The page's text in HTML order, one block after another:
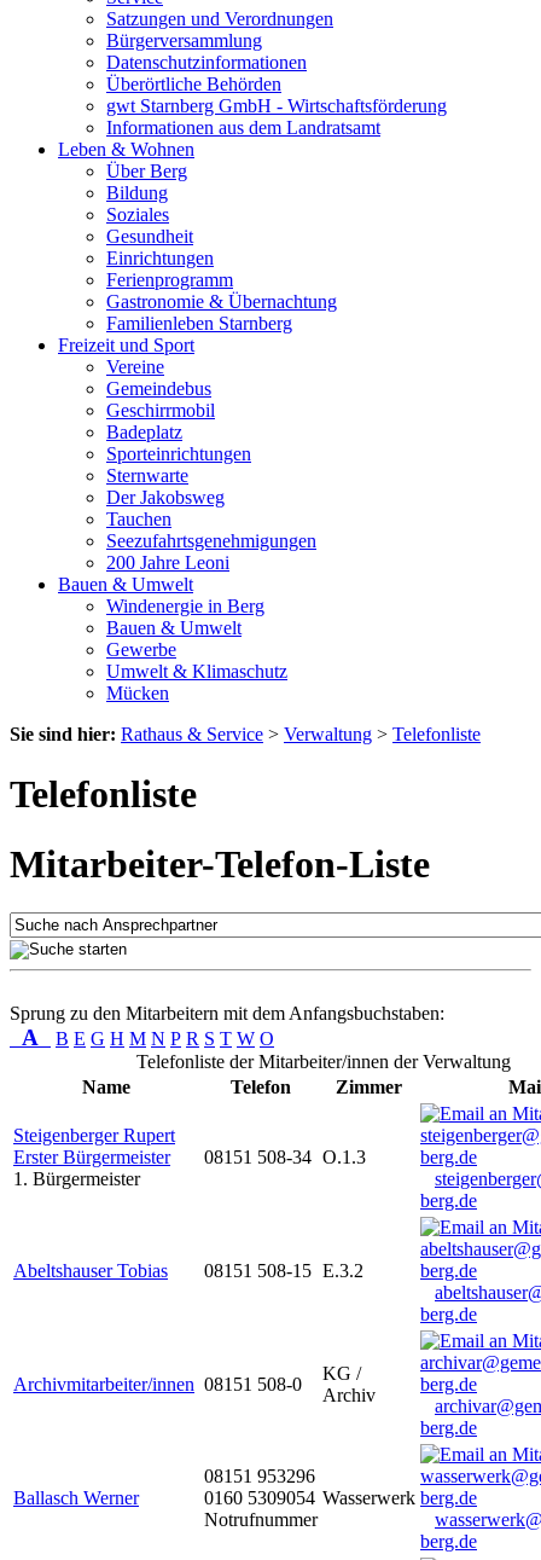
Satzungen und Verordnungen
Bürgerversammlung
Datenschutzinformationen
Überörtliche Behörden
gwt Starnberg GmbH - Wirtschaftsförderung
Informationen aus dem Landratsamt
Leben & Wohnen
Über Berg
Bildung
Soziales
Gesundheit
Einrichtungen
Ferienprogramm
Gastronomie & Übernachtung
Familienleben Starnberg
Freizeit und Sport
Vereine
Gemeindebus
Geschirrmobil
Badeplatz
Sporteinrichtungen
Sternwarte
Der Jakobsweg
Tauchen
Seezufahrtsgenehmigungen
200 Jahre Leoni
Bauen & Umwelt
Windenergie in Berg
Bauen & Umwelt
Gewerbe
Umwelt & Klimaschutz
Mücken
Sie sind hier: Rathaus & Service > Verwaltung > Telefonliste
Telefonliste
Mitarbeiter-Telefon-Liste
Sprung zu den Mitarbeitern mit dem Anfangsbuchstaben:
A B E G H M N P R S T W O
Telefonliste der Mitarbeiter/innen der Verwaltung
Name
Telefon Zimmer
Steigenberger Rupert
Erster Bürgermeister
1. Bürgermeister
08151 508-34 O.1.3
berg.de
Abeltshauser Tobias 08151 508-15 E.3.2
berg.de
Archivmitarbeiter/innen 08151 508-0
KG /
Archiv
berg.de
Ballasch Werner
08151 953296
0160 5309054
Notrufnummer
Wasserwerk
berg.de